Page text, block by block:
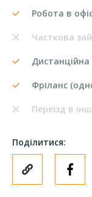
Робота в
Часткова
Фріланс
Переїзд в
Поділитися: